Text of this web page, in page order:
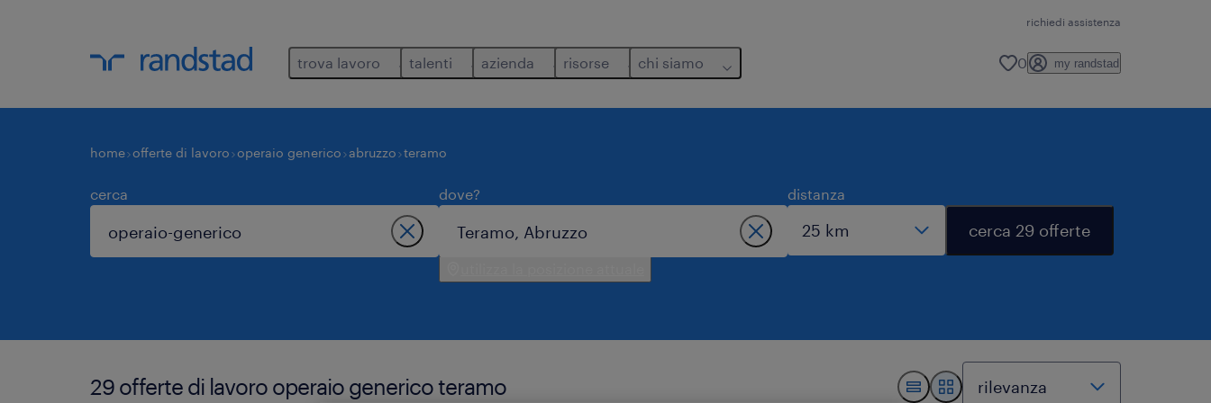
richiedi assistenza
trova lavoro talenti azienda risorse chi siamo 0 my randstad
home offerte di lavoro operaio generico abruzzo teramo
cerca dove? distanza
cerca 29 offerte
29 offerte di lavoro operaio generico teramo